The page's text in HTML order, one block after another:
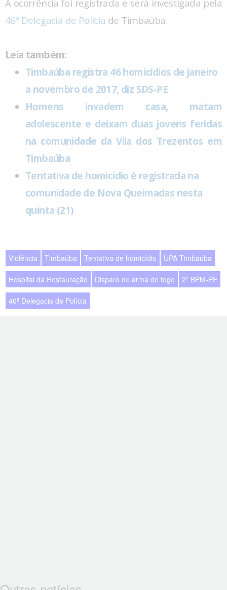
A ocorrência foi registrada e será investigada pela
46ª Delegacia de Polícia de Timbaúba.
Leia também:
Timbaúba registra 46 homicídios de janeiro
a novembro de 2017, diz SDS-PE
Homens invadem casa, matam
adolescente e deixam duas jovens feridas
na comunidade da Vila dos Trezentos em
Timbaúba
Tentativa de homicídio é registrada na
comunidade de Nova Queimadas nesta
quinta (21)
Violência Timbaúba Tentativa de homicídio UPA Timbaúba
Hospital da Restauração Disparo de arma de fogo 2º BPM-PE
46ª Delegacia de Polícia